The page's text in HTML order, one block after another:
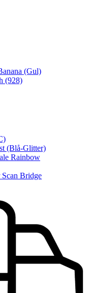
(Gul)
(928)
(Blå-Glitter)
Rainbow
Bridge